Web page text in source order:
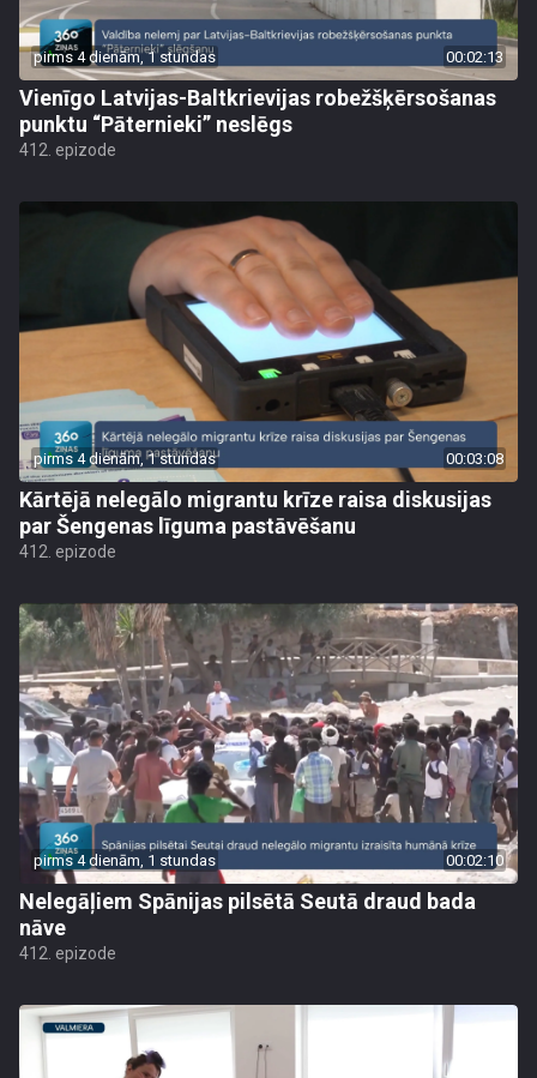
pirms 4 dienām, 1 stundas 00:02:13
Vienīgo Latvijas-Baltkrievijas robežšķērsošanas
punktu “Pāternieki” neslēgs
412. epizode
pirms 4 dienām, 1 stundas 00:03:08
Kārtējā nelegālo migrantu krīze raisa diskusijas
par Šengenas līguma pastāvēšanu
412. epizode
pirms 4 dienām, 1 stundas 00:02:10
Nelegāļiem Spānijas pilsētā Seutā draud bada
nāve
412. epizode